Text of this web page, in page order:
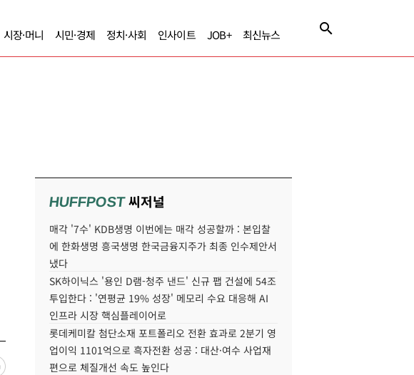
시장·머니 시민·경제 정치·사회 인사이트 JOB+ 최신뉴스
HUFFPOST씨저널
매각 '7수' KDB생명 이번에는 매각 성공할까 : 본입찰
에 한화생명 흥국생명 한국금융지주가 최종 인수제안서
냈다
SK하이닉스 '용인 D램-청주 낸드' 신규 팹 건설에 54조
투입한다 : '연평균 19% 성장' 메모리 수요 대응해 AI
인프라 시장 핵심플레이어로
롯데케미칼 첨단소재 포트폴리오 전환 효과로 2분기 영
업이익 1101억으로 흑자전환 성공 : 대산·여수 사업재
편으로 체질개선 속도 높인다